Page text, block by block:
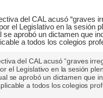
hoy
del CAL acusó “graves
el Legislativo en la sesión
se aprobó un dictamen que
a todos los colegios